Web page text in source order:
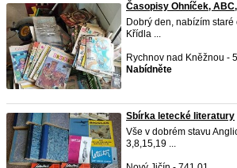
Časopisy Ohníček,
Dobrý den, nabízím
Křídla ...
Rychnov nad Kněžnou -
Nabídněte
Sbírka letecké literatury
Vše v dobrém stavu
3,8,15,19 ...